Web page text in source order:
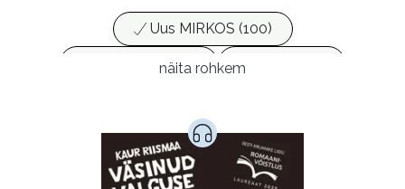
Uus MIRKOS (100)
Populaarsed (25)
Ajakirjad (17)
Armastusromaanid (291)
Audioperioodika
näita rohkem